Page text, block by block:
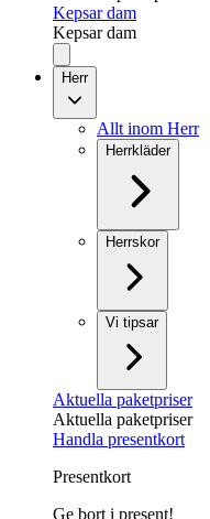
Kepsar dam
Kepsar dam
Herr
Allt inom Herr
Herrkläder
Herrskor
Vi tipsar
Aktuella paketpriser
Aktuella paketpriser
Handla presentkort
Presentkort
Ge bort i present!